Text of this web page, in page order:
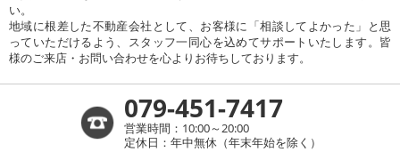
い。
地域に根差した不動産会社として、お客様に「相談してよかった」と思
っていただけるよう、スタッフ一同心を込めてサポートいたします。皆
様のご来店・お問い合わせを心よりお待ちしております。
079-451-7417
営業時間：10:00～20:00
定休日：年中無休（年末年始を除く）